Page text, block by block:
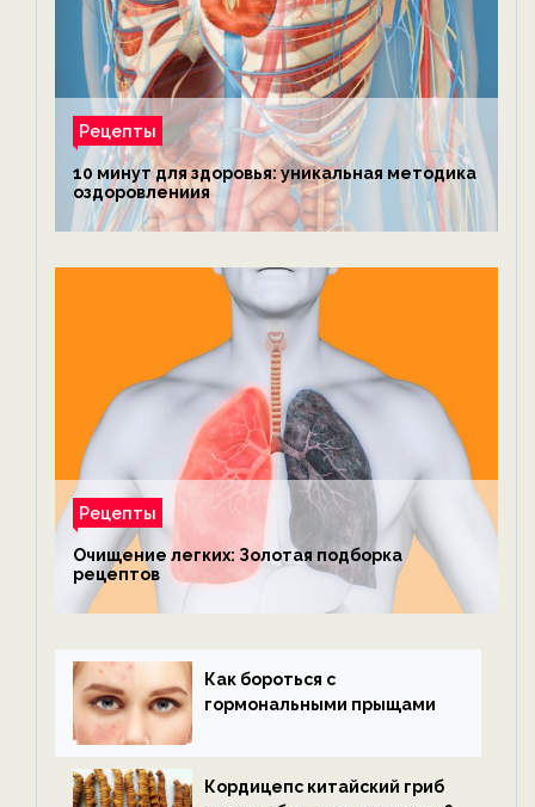
Рецепты
10 минут для здоровья: уникальная методика
оздоровлениия
Рецепты
Очищение легких: Золотая подборка
рецептов
Как бороться с
гормональными прыщами
Кордицепс китайский гриб